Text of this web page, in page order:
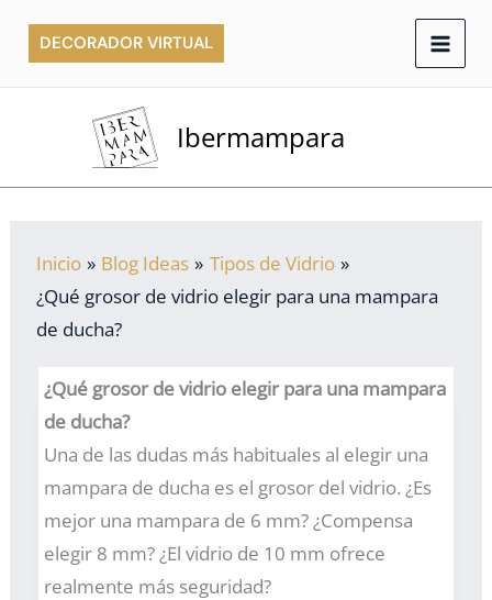
DECORADOR VIRTUAL
Ibermampara
Inicio Blog Ideas
Tipos de Vidrio
¿Qué grosor de vidrio elegir para una mampara
de ducha?
¿Qué grosor de vidrio elegir para una mampara
de ducha?
Una de las dudas más habituales al elegir una
mampara de ducha es el grosor del vidrio. ¿Es
mejor una mampara de 6 mm? ¿Compensa
elegir 8 mm? ¿El vidrio de 10 mm ofrece
realmente más seguridad?